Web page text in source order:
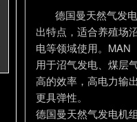
德国曼天然气发
出特点，适合养殖场
电等领域使用。MAN
用于沼气发电、煤层
高的效率，高电力输
更具弹性。
德国曼天然气发电机